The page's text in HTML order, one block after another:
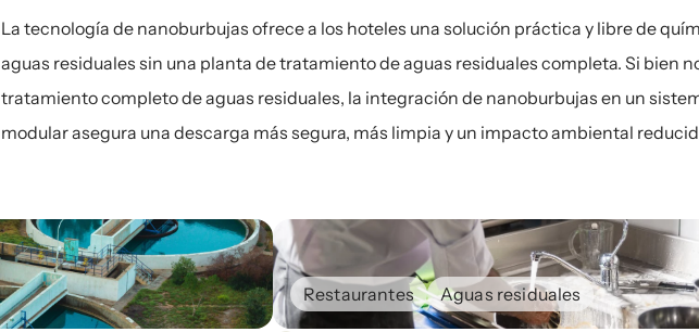
La tecnología de nanoburbujas ofrece a los hoteles una solución práctica y libre de
aguas residuales sin una planta de tratamiento de aguas residuales completa. Si bien
tratamiento completo de aguas residuales, la integración de nanoburbujas en un
modular asegura una descarga más segura, más limpia y un impacto ambiental
Restaurantes Aguas residuales